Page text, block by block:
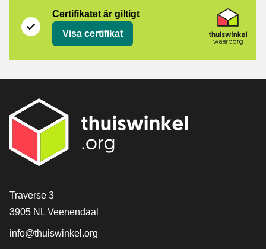
Certifikatet är giltigt
Visa certifikat
[_General:Contact]
Traverse 3
3905 NL Veenendaal
info@thuiswinkel.org